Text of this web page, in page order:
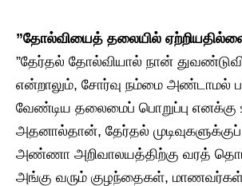
​”தோல்வியைத் தலையில்
​”தேர்தல் தோல்வியால் நான்
என்றாலும், சோர்வு நம்மை அண்டாமல்
வேண்டிய தலைமைப் பொறுப்பு எனக்கு
அதனால்தான், தேர்தல்
அண்ணா அறிவாலயத்திற்கு வரத்
அங்கு வரும் குழந்தைகள்,